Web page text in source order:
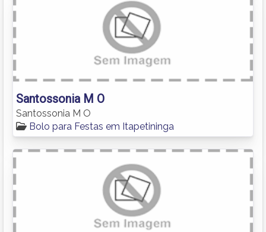
Santossonia M O
Santossonia M O
Bolo para Festas em Itapetininga